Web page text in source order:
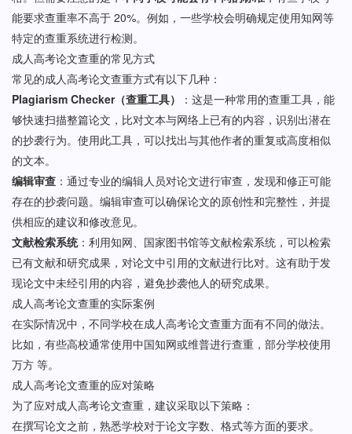
能要求查重率不高于 20%。例如，一些学校会明确规定使用知网等
特定的查重系统进行检测。
成人高考论文查重的常见方式
常见的成人高考论文查重方式有以下几种：
Plagiarism Checker（查重工具）
：这是一种常用的查重工具，能
够快速扫描整篇论文，比对文本与网络上已有的内容，识别出潜在
的抄袭行为。使用此工具，可以找出与其他作者的重复或高度相似
的文本。
编辑审查 ：通过专业的编辑人员对论文进行审查，发现和修正可能
存在的抄袭问题。编辑审查可以确保论文的原创性和完整性，并提
供相应的建议和修改意见。
文献检索系统：利用知网、国家图书馆等文献检索系统，可以检索
已有文献和研究成果，对论文中引用的文献进行比对。这有助于发
现论文中未经引用的内容，避免抄袭他人的研究成果。
成人高考论文查重的实际案例
在实际情况中，不同学校在成人高考论文查重方面有不同的做法。
比如，有些高校通常使用中国知网或维普进行查重，部分学校使用
万方 等。
成人高考论文查重的应对策略
为了应对成人高考论文查重，建议采取以下策略：
在撰写论文之前，熟悉学校对于论文字数、格式等方面的要求。